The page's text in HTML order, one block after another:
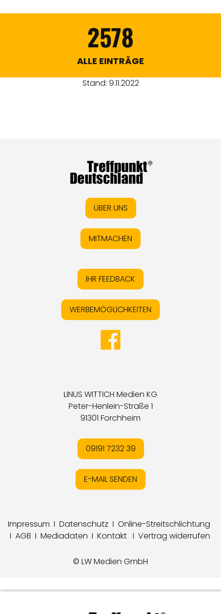
2578
ALLE EINTRÄGE
Stand: 9.11.2022
ÜBER UNS
MITMACHEN
IHR FEEDBACK
WERBEMÖGLICHKEITEN
LINUS WITTICH Medien KG
Peter-Henlein-Straße 1
91301 Forchheim
09191 7232 39
E-MAIL SENDEN
Impressum I Datenschutz I Online-Streitschlichtung
I AGB I Mediadaten I Kontakt I Vertrag widerrufen
© LW Medien GmbH